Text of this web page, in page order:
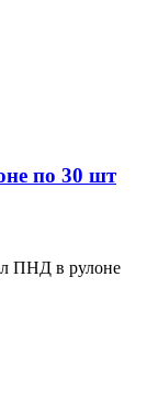
по 30 шт
ПНД в рулоне